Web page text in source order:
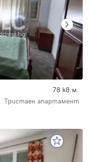
78 кв.м.
Тристаен апартамент